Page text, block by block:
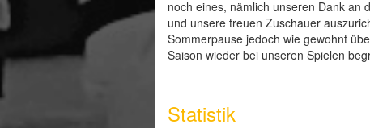
noch eines, nämlich unseren Dank an
und unsere treuen Zuschauer
Sommerpause jedoch wie gewohnt
Saison wieder bei unseren Spielen
Statistik